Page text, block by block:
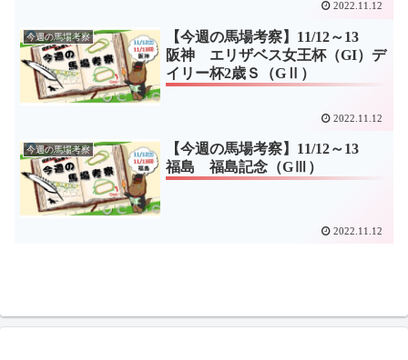
2022.11.12
今週の馬場考察
【今週の馬場考察】11/12～13
阪神 エリザベス女王杯（GI）デ
イリー杯2歳Ｓ（GⅡ）
2022.11.12
今週の馬場考察
【今週の馬場考察】11/12～13
福島 福島記念（GⅢ）
2022.11.12